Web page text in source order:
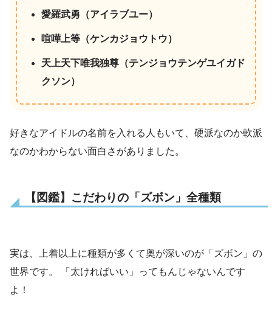
愛羅武勇（アイラブユー）
喧嘩上等（ケンカジョウトウ）
天上天下唯我独尊（テンジョウテンゲユイガド
クソン）
好きなアイドルの名前を入れる人もいて、硬派なのか軟派
なのかわからない面白さがありました。
【図鑑】こだわりの「ズボン」全種類
実は、上着以上に種類が多くて奥が深いのが「ズボン」の
世界です。 「太ければいい」ってもんじゃないんです
よ！